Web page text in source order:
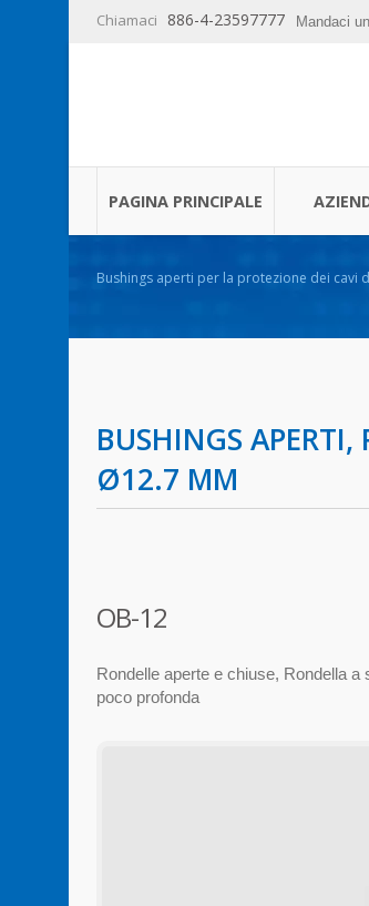
Chiamaci 886-4-23597777 Mandaci
PAGINA PRINCIPALE
Bushings aperti per la protezione dei cavi
BUSHINGS
Ø12.7 MM
OB-12
Rondelle aperte e chiuse, Rondella
poco profonda